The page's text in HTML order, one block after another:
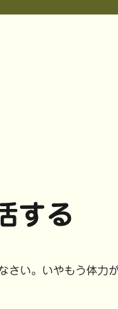
する
い。いやもう体力